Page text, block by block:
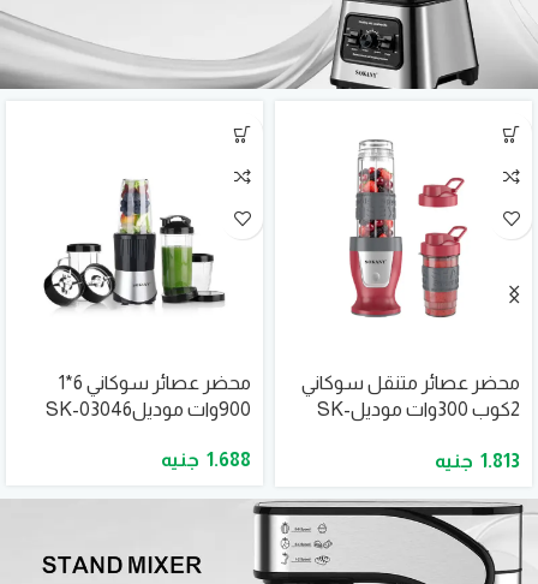
محضر عصائر متنقل سوكاني
2كوب 300وات موديلSK-
1.813
محضر عصائر سوكاني 6*1
900وات موديلSK-03046
1.688